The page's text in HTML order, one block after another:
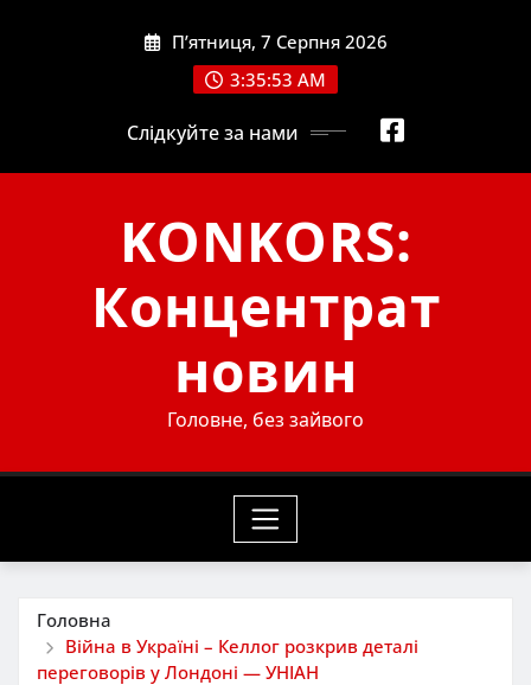
П’ятниця, 7 Серпня 2026
3:35:54 AM
Слідкуйте за нами
KONKORS:
Концентрат
новин
Головне, без зайвого
Головна
Війна в Україні – Келлог розкрив деталі
переговорів у Лондоні — УНІАН